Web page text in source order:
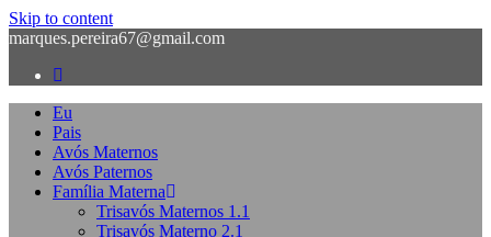
Skip to content
marques.pereira67@gmail.com
Eu
Pais
Avós Maternos
Avós Paternos
Família Materna
Trisavós Maternos 1.1
Trisavós Materno 2.1